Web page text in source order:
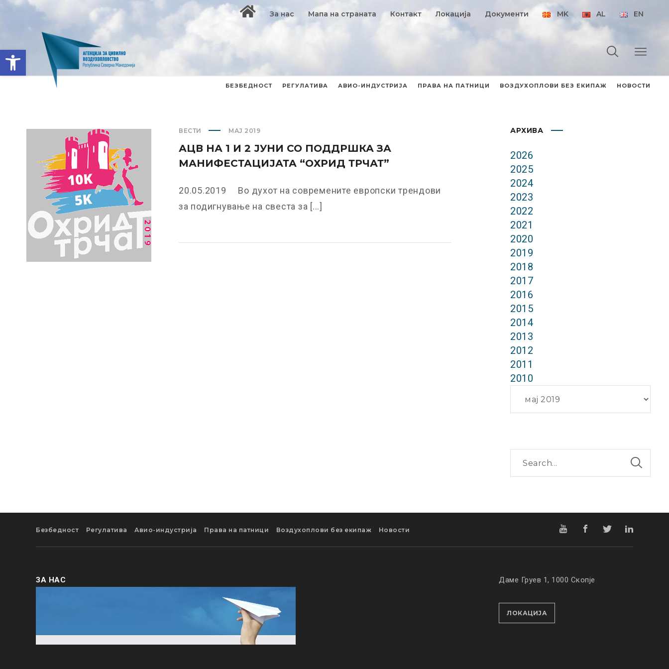
Open toolbar
За нас Мапа на страната Контакт Локација Документи MK AL EN
БЕЗБЕДНОСТ РЕГУЛАТИВА АВИО-ИНДУСТРИЈА ПРАВА НА ПАТНИЦИ ВОЗДУХОПЛОВИ БЕЗ ЕКИПАЖ НОВОСТИ
ВЕСТИ МАЈ 2019
АЦВ НА 1 И 2 ЈУНИ СО ПОДДРШКА ЗА
МАНИФЕСТАЦИЈАТА “ОХРИД ТРЧАТ”
20.05.2019 Во духот на современите европски трендови
за подигнување на свеста за [...]
АРХИВА
2026
2025
2024
2023
2022
2021
2020
2019
2018
2017
2016
2015
2014
2013
2012
2011
2010
Безбедност Регулатива Авио-индустрија Права на патници Воздухоплови без екипаж Новости
ЗА НАС Даме Груев 1, 1000 Скопје
ЛОКАЦИЈА